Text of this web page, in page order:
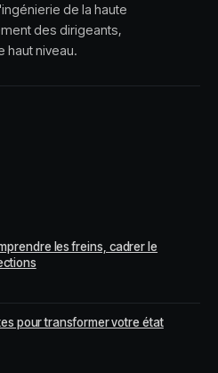
de la haute
des dirigeants,
haut niveau.
les freins, cadrer le
pour transformer votre état